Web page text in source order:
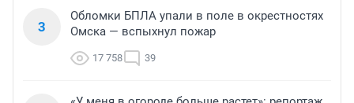
3
Обломки БПЛА упали в поле в окрестностях
Омска — вспыхнул пожар
17 758 39